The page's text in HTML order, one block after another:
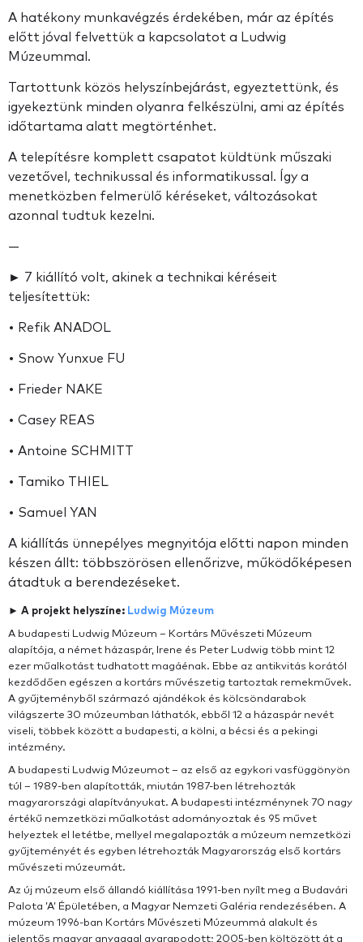
A hatékony munkavégzés érdekében, már az építés
előtt jóval felvettük a kapcsolatot a Ludwig
Múzeummal.
Tartottunk közös helyszínbejárást, egyeztettünk, és
igyekeztünk minden olyanra felkészülni, ami az építés
időtartama alatt megtörténhet.
A telepítésre komplett csapatot küldtünk műszaki
vezetővel, technikussal és informatikussal. Így a
menetközben felmerülő kéréseket, változásokat
azonnal tudtuk kezelni.
—
► 7 kiállító volt, akinek a technikai kéréseit
teljesítettük:
• Refik ANADOL
• Snow Yunxue FU
• Frieder NAKE
• Casey REAS
• Antoine SCHMITT
• Tamiko THIEL
• Samuel YAN
A kiállítás ünnepélyes megnyitója előtti napon minden
készen állt: többszörösen ellenőrizve, működőképesen
átadtuk a berendezéseket.
► A projekt helyszíne: Ludwig Múzeum
A budapesti Ludwig Múzeum – Kortárs Művészeti Múzeum
alapítója, a német házaspár, Irene és Peter Ludwig több mint 12
ezer műalkotást tudhatott magáénak. Ebbe az antikvitás korától
kezdődően egészen a kortárs művészetig tartoztak remekművek.
A gyűjteményből származó ajándékok és kölcsöndarabok
világszerte 30 múzeumban láthatók, ebből 12 a házaspár nevét
viseli, többek között a budapesti, a kölni, a bécsi és a pekingi
intézmény.
A budapesti Ludwig Múzeumot – az első az egykori vasfüggönyön
túl – 1989-ben alapították, miután 1987-ben létrehozták
magyarországi alapítványukat. A budapesti intézménynek 70 nagy
értékű nemzetközi műalkotást adományoztak és 95 művet
helyeztek el letétbe, mellyel megalapozták a múzeum nemzetközi
gyűjteményét és egyben létrehozták Magyarország első kortárs
művészeti múzeumát.
Az új múzeum első állandó kiállítása 1991-ben nyílt meg a Budavári
Palota ’A’ Épületében, a Magyar Nemzeti Galéria rendezésében. A
múzeum 1996-ban Kortárs Művészeti Múzeummá alakult és
jelentős magyar anyaggal gyarapodott; 2005-ben költözött át a